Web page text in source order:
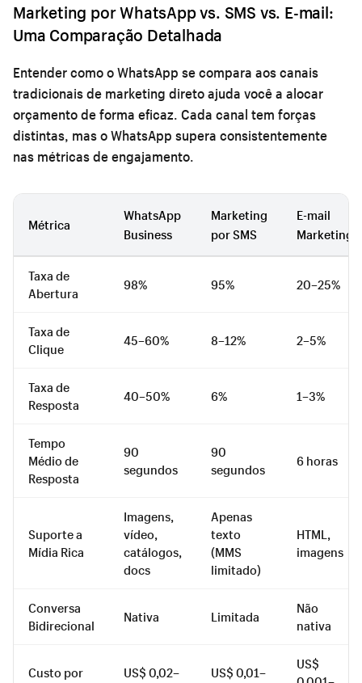
Marketing por WhatsApp vs. SMS vs. E-mail:
Uma Comparação Detalhada
Entender como o WhatsApp se compara aos canais
tradicionais de marketing direto ajuda você a alocar
orçamento de forma eficaz. Cada canal tem forças
distintas, mas o WhatsApp supera consistentemente
nas métricas de engajamento.
Métrica
WhatsApp
Business
Marketing
por SMS
E-mail
Marketing
Taxa de
Abertura
98% 95% 20–25%
Taxa de
Clique
45–60% 8–12% 2–5%
Taxa de
Resposta
40–50% 6% 1–3%
Tempo
Médio de
Resposta
90
segundos
90
segundos
6 horas
Suporte a
Mídia Rica
Imagens,
vídeo,
catálogos,
docs
Apenas
texto
(MMS
limitado)
HTML,
imagens
Conversa
Bidirecional
Nativa Limitada
Não
nativa
Custo por
US$ 0,02–
US$ 0,01–
US$